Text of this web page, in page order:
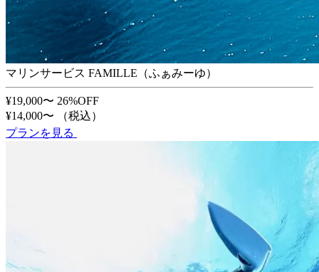
マリンサービス FAMILLE（ふぁみーゆ）
¥19,000〜 26%OFF
¥14,000〜
（税込）
プランを見る